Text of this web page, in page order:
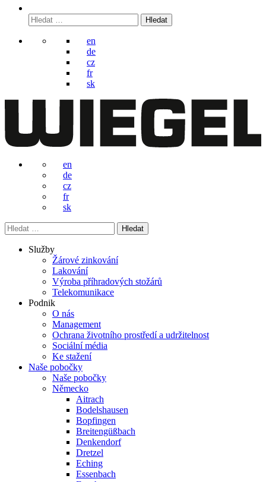
Vyhledávání
en
de
cz
fr
sk
en
de
cz
fr
sk
Vyhledávání
Služby
Žárové zinkování
Lakování
Výroba příhradových stožárů
Telekomunikace
Podnik
O nás
Management
Ochrana životního prostředí a udržitelnost
Sociální média
Ke stažení
Naše pobočky
Naše pobočky
Německo
Aitrach
Bodelshausen
Bopfingen
Breitengüßbach
Denkendorf
Dretzel
Eching
Essenbach